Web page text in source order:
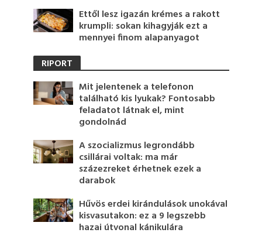
Ettől lesz igazán krémes a rakott
krumpli: sokan kihagyják ezt a
mennyei finom alapanyagot
RIPORT
Mit jelentenek a telefonon
található kis lyukak? Fontosabb
feladatot látnak el, mint
gondolnád
A szocializmus legrondább
csillárai voltak: ma már
százezreket érhetnek ezek a
darabok
Hűvös erdei kirándulások unokával
kisvasutakon: ez a 9 legszebb
hazai útvonal kánikulára